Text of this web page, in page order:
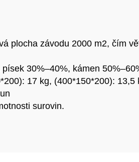
plocha závodu 2000 m2, čím
30%–40%, kámen
17 kg, (400*150*200): 13,5
surovin.